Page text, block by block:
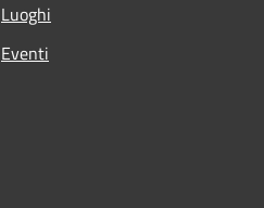
Luoghi
Eventi